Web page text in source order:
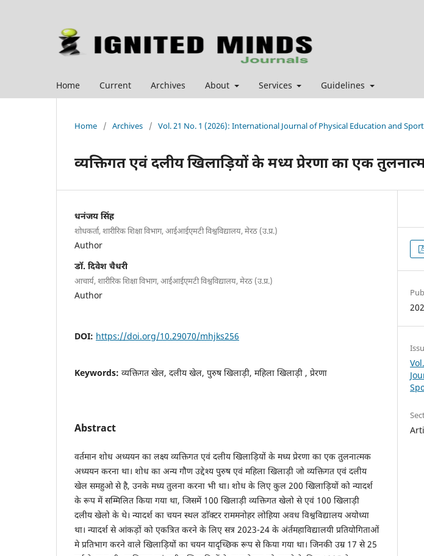
Home Current Archives About Services Guidelines
Home / Archives / Vol. 21 No. 1 (2026): International Journal of Physical Education and
व्यक्तिगत एवं दलीय खिलाड़ियों के मध्य प्रेरणा का एक
धनंजय सिंह
शोधकर्ता, शारीरिक शिक्षा विभाग, आईआईएमटी विश्वविद्यालय, मेरठ (उ.प्र.)
Author
डॉ. दिवेश चैधरी
आचार्य, शारीरिक शिक्षा विभाग, आईआईएमटी विश्वविद्यालय, मेरठ (उ.प्र.)
Author
DOI: https://doi.org/10.29070/mhjks256
Keywords: व्यक्तिगत खेल, दलीय खेल, पुरुष खिलाड़ी, महिला खिलाड़ी , प्रेरणा
Abstract
वर्तमान शोध अध्ययन का लक्ष्य व्यक्तिगत एवं दलीय खिलाड़ियों के मध्य प्रेरणा का एक तुलनात्मक
अध्ययन करना था। शोध का अन्य गौण उद्देश्य पुरुष एवं महिला खिलाड़ी जो व्यक्तिगत एवं दलीय
खेल समहुओ से है, उनके मध्य तुलना करना भी था। शोध के लिए कुल 200 खिलाड़ियों को न्यादर्श
के रूप में सम्मिलित किया गया था, जिसमें 100 खिलाड़ी व्यक्तिगत खेलो से एवं 100 खिलाड़ी
दलीय खेलो के थे। न्यादर्श का चयन स्थल डाॅक्टर राममनोहर लोहिया अवध विश्वविद्यालय अयोध्या
था। न्यादर्श से आंकड़ों को एकत्रित करने के लिए सत्र 2023-24 के अंर्तमहाविद्यालयी प्रतियोगिताओं
मे प्रतिभाग करने वाले खिलाड़ियों का चयन यादृच्छिक रूप से किया गया था। जिनकी उम्र 17 से 25